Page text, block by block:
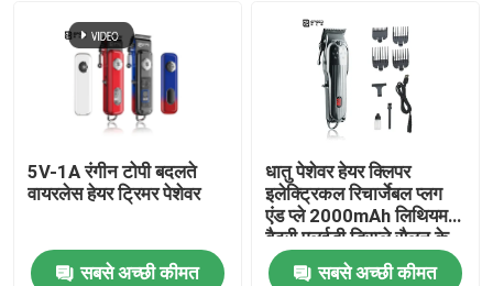
5V-1A रंगीन टोपी बदलते
वायरलेस हेयर ट्रिमर पेशेवर
सबसे अच्छी कीमत
धातु पेशेवर हेयर क्लिपर
इलेक्ट्रिकल रिचार्जेबल प्लग
एंड प्ले 2000mAh लिथियम
बैटरी एलईडी डिस्प्ले सैलून के
लिए
सबसे अच्छी कीमत